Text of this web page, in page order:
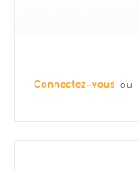
Connectez-vous ou